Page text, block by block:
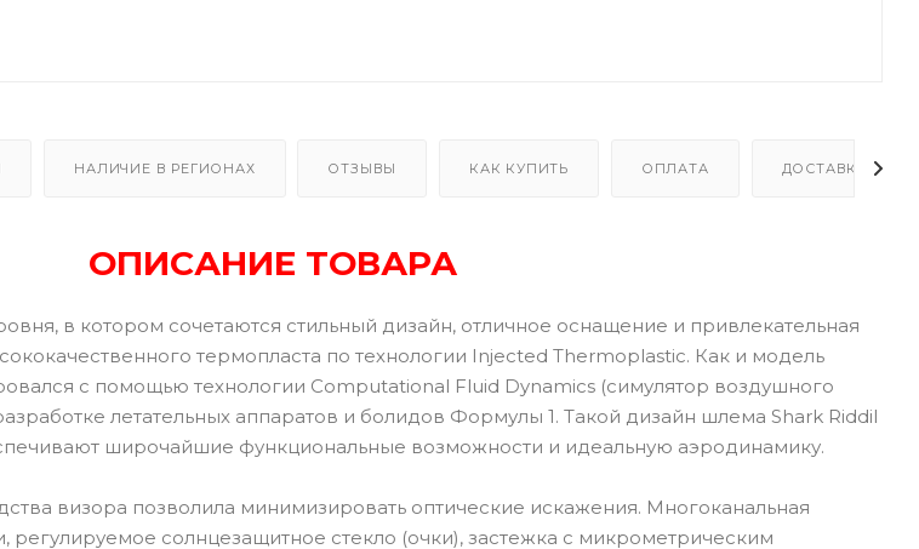
НАЛИЧИЕ В РЕГИОНАХ ОТЗЫВЫ КАК КУПИТЬ ОПЛАТА ДОСТАВКА
ОПИСАНИЕ ТОВАРА
в котором сочетаются стильный дизайн, отличное оснащение и привлекательная
термопласта по технологии Injected Thermoplastic. Как и модель
с помощью технологии Computational Fluid Dynamics (симулятор воздушного
летательных аппаратов и болидов Формулы 1. Такой дизайн шлема Shark Riddil
широчайшие функциональные возможности и идеальную аэродинамику.
визора позволила минимизировать оптические искажения. Многоканальная
регулируемое солнцезащитное стекло (очки), застежка с микрометрическим